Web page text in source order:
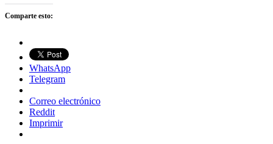
Comparte esto:
WhatsApp
Telegram
Correo electrónico
Reddit
Imprimir